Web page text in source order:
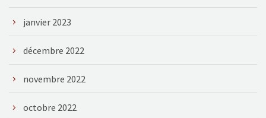
janvier 2023
décembre 2022
novembre 2022
octobre 2022